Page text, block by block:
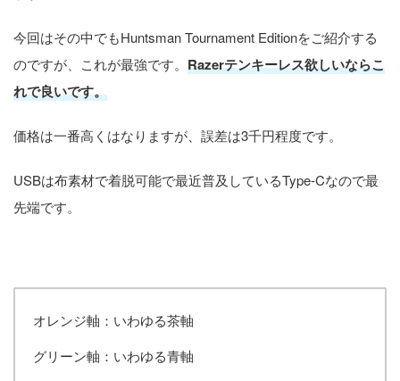
今回はその中でもHuntsman Tournament Editionをご紹介する
のですが、これが最強です。 Razerテンキーレス欲しいならこ
れで良いです。
価格は一番高くはなりますが、誤差は3千円程度です。
USBは布素材で着脱可能で最近普及しているType-Cなので最
先端です。
オレンジ軸：いわゆる茶軸
グリーン軸：いわゆる青軸